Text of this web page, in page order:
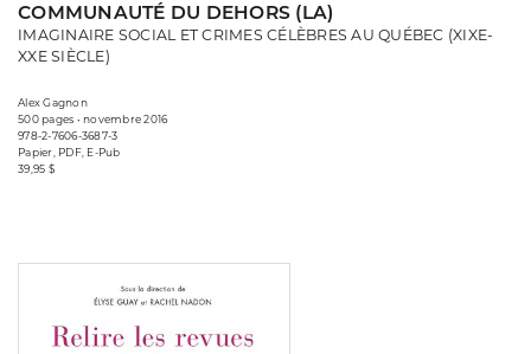
COMMUNAUTÉ DU DEHORS (LA)
IMAGINAIRE SOCIAL ET CRIMES CÉLÈBRES AU QUÉBEC (XIXE-
XXE SIÈCLE)
Alex Gagnon
500 pages • novembre 2016
978-2-7606-3687-3
Papier, PDF, E-Pub
39,95 $